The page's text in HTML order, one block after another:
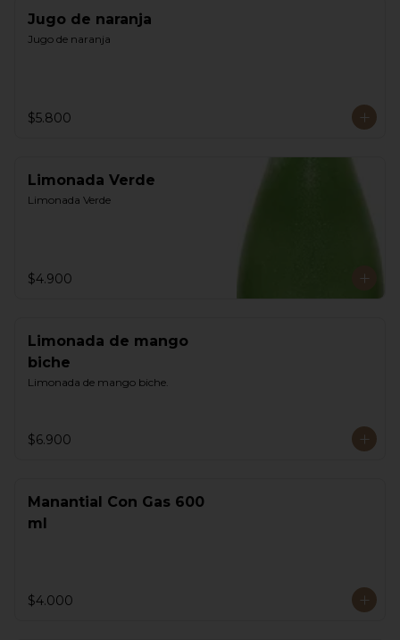
Jugo de naranja
Jugo de naranja
$5.800
Limonada Verde
Limonada Verde
$4.900
Limonada de mango
biche
Limonada de mango biche.
$6.900
Manantial Con Gas 600
ml
$4.000